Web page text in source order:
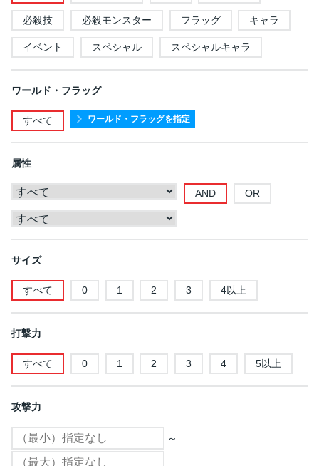
必殺技 必殺モンスター フラッグ キャラ
イベント スペシャル スペシャルキャラ
ワールド・フラッグ
すべて ワールド・フラッグを指定
属性
AND OR
サイズ
すべて 0 1 2 3 4以上
打撃力
すべて 0 1 2 3 4 5以上
攻撃力
～